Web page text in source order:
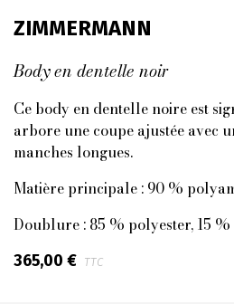
ZIMMERMANN
Body en dentelle noir
Ce body en dentelle noire est
arbore une coupe ajustée avec
manches longues.
Matière principale : 90 %
Doublure : 85 % polyester, 15
365,00 € TTC